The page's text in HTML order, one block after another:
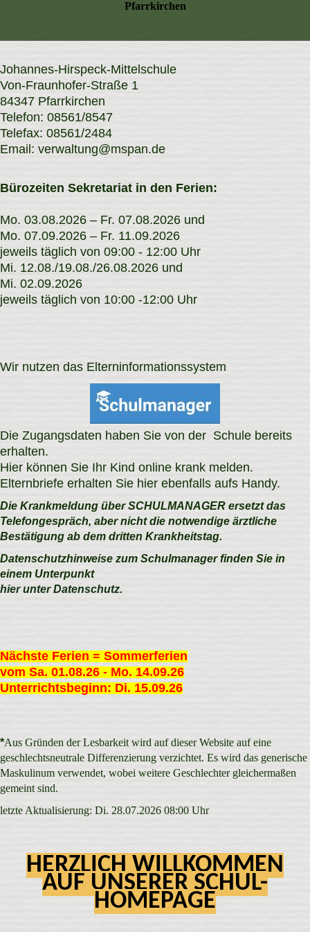
Pfarrkirchen
Johannes-Hirspeck-Mittelschule
Von-Fraunhofer-Straße 1
84347 Pfarrkirchen
Telefon: 08561/8547
Telefax: 08561/2484
Email: verwaltung@mspan.de
Bürozeiten Sekretariat in den Ferien:
Mo. 03.08.2026 – Fr. 07.08.2026 und
Mo. 07.09.2026 – Fr. 11.09.2026
jeweils täglich von 09:00 - 12:00 Uhr
Mi. 12.08./19.08./26.08.2026 und
Mi. 02.09.2026
jeweils täglich von 10:00 -12:00 Uhr
Wir nutzen das Elterninformationssystem
Die Zugangsdaten haben Sie von der Schule bereits
erhalten.
Hier können Sie Ihr Kind online krank melden.
Elternbriefe erhalten Sie hier ebenfalls aufs Handy.
Die Krankmeldung über SCHULMANAGER ersetzt das
Telefongespräch, aber nicht die notwendige ärztliche
Bestätigung ab dem dritten Krankheitstag.
Datenschutzhinweise zum Schulmanager finden Sie in
einem Unterpunkt
hier unter Datenschutz.
Nächste Ferien = Sommerferien
vom Sa. 01.08.26 - Mo. 14.09.26
Unterrichtsbeginn: Di. 15.09.26
*Aus Gründen der Lesbarkeit wird auf dieser Website auf eine
geschlechtsneutrale Differenzierung verzichtet. Es wird das generische
Maskulinum verwendet, wobei weitere Geschlechter gleichermaßen
gemeint sind.
letzte Aktualisierung: Di. 28.07.2026 08:00 Uhr
HERZLICH WILLKOMMEN
AUF UNSERER SCHUL-
HOMEPAGE